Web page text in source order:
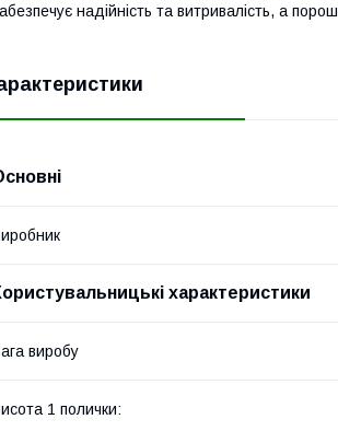
надійність та витривалість, а
характеристики
виробу
1 полички: